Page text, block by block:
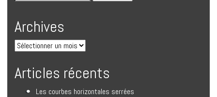
Archives
Articles récents
Les courbes horizontales serrées